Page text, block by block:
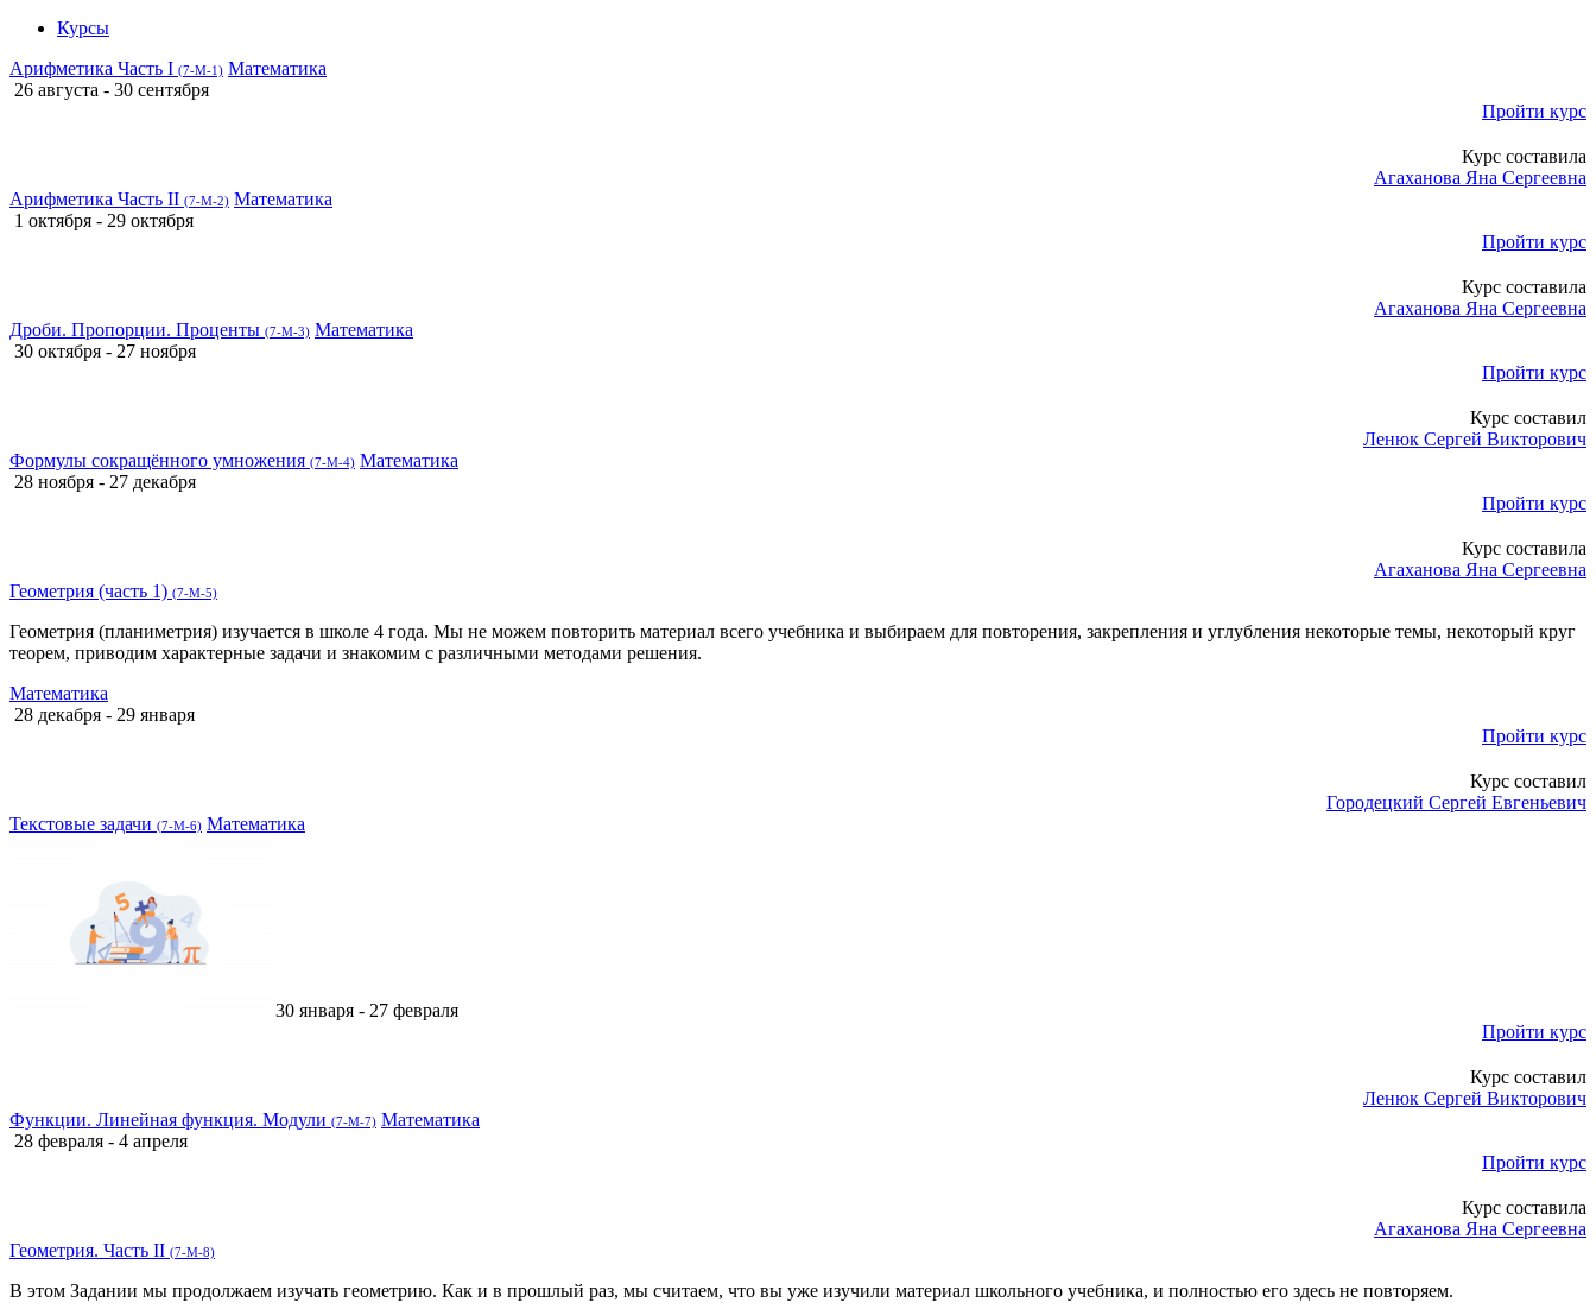
Курсы
Арифметика Часть I (7-М-1) Математика
26 августа - 30 сентября
Пройти курс
Курс составила
Агаханова Яна Сергеевна
Арифметика Часть II (7-М-2) Математика
1 октября - 29 октября
Пройти курс
Курс составила
Агаханова Яна Сергеевна
Дроби. Пропорции. Проценты (7-М-3) Математика
30 октября - 27 ноября
Пройти курс
Курс составил
Ленюк Сергей Викторович
Формулы сокращённого умножения (7-М-4) Математика
28 ноября - 27 декабря
Пройти курс
Курс составила
Агаханова Яна Сергеевна
Геометрия (часть 1) (7-М-5)
Геометрия (планиметрия) изучается в школе 4 года. Мы не можем повторить материал всего учебника и выбираем для повторения, закрепления и углубления некоторые темы, некоторый круг
теорем, приводим характерные задачи и знакомим с различными методами решения.
Математика
28 декабря - 29 января
Пройти курс
Курс составил
Городецкий Сергей Евгеньевич
Текстовые задачи (7-М-6) Математика
30 января - 27 февраля
Пройти курс
Курс составил
Ленюк Сергей Викторович
Функции. Линейная функция. Модули (7-М-7) Математика
28 февраля - 4 апреля
Пройти курс
Курс составила
Агаханова Яна Сергеевна
Геометрия. Часть II (7-М-8)
В этом Задании мы продолжаем изучать геометрию. Как и в прошлый раз, мы считаем, что вы уже изучили материал школьного учебника, и полностью его здесь не повторяем.